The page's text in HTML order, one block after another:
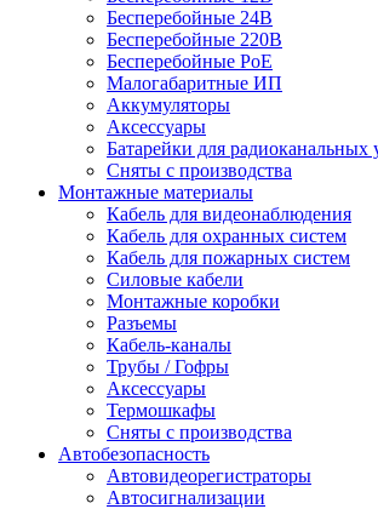
Бесперебойные 24В
Бесперебойные 220В
Бесперебойные PoE
Малогабаритные ИП
Аккумуляторы
Аксессуары
Батарейки для радиоканальных
Сняты с производства
Монтажные материалы
Кабель для видеонаблюдения
Кабель для охранных систем
Кабель для пожарных систем
Силовые кабели
Монтажные коробки
Разъемы
Кабель-каналы
Трубы / Гофры
Аксессуары
Термошкафы
Сняты с производства
Автобезопасность
Автовидеорегистраторы
Автосигнализации